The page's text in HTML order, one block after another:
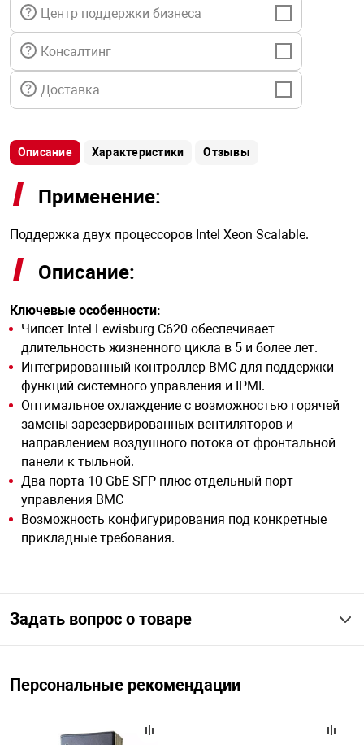
техника
автомобили
информации
техника
средства охраны
ключи
сигнализации
безопасность
оборудование
Центр поддержки бизнеса
Консалтинг
Доставка
Описание Характеристики Отзывы
Применение:
Поддержка двух процессоров Intel Xeon Scalable.
Описание:
Ключевые особенности:
Чипсет Intel Lewisburg C620 обеспечивает
длительность жизненного цикла в 5 и более лет.
Интегрированный контроллер BMC для поддержки
функций системного управления и IPMI.
Оптимальное охлаждение с возможностью горячей
замены зарезервированных вентиляторов и
направлением воздушного потока от фронтальной
панели к тыльной.
Два порта 10 GbE SFP плюс отдельный порт
управления BMC
Возможность конфигурирования под конкретные
прикладные требования.
Задать вопрос о товаре
Персональные рекомендации